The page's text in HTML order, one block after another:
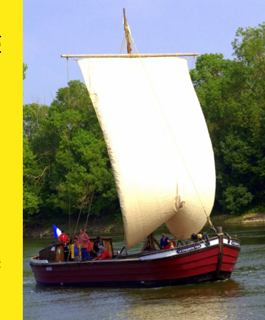
La Garzette
Le journal le plus lu les pieds dans
l'eau. Abonnez-vous !
N
La Newsletter
Les dernières nouvelles du Val de
Loire patrimoine mondial délivrées
directement dans votre boîte mail.